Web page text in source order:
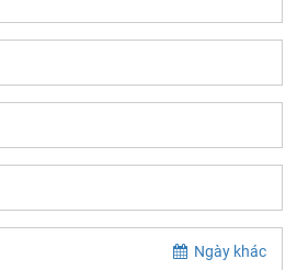
Ngày khác